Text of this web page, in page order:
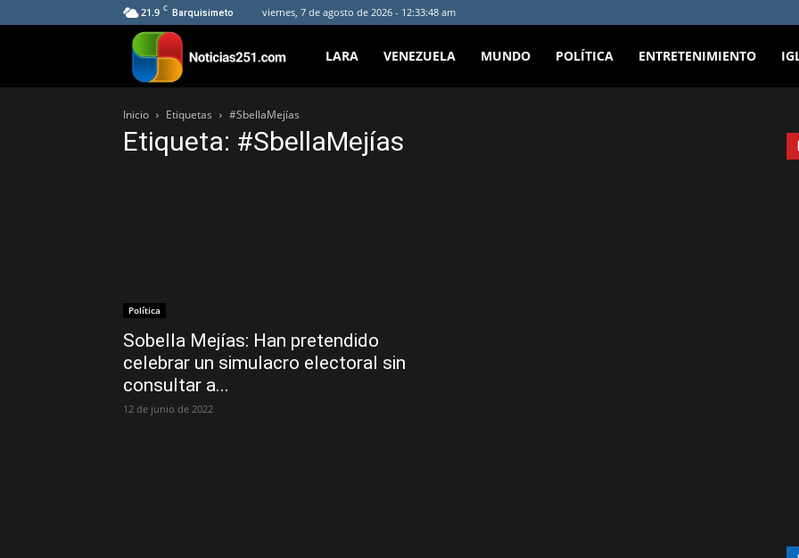
21.9 C Barquisimeto viernes, 7 de agosto de 2026 - 12:33:48 am
Noticias251
LARA VENEZUELA MUNDO POLÍTICA ENTRETENIMIENTO
Inicio Etiquetas #SbellaMejías
Etiqueta: #SbellaMejías
Política
Sobella Mejías: Han pretendido
celebrar un simulacro electoral sin
consultar a...
12 de junio de 2022